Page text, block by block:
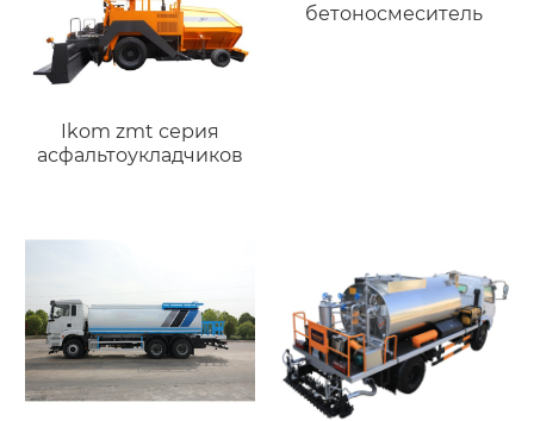
Ikom zmt серия
асфальтоукладчиков
бетоносмеситель